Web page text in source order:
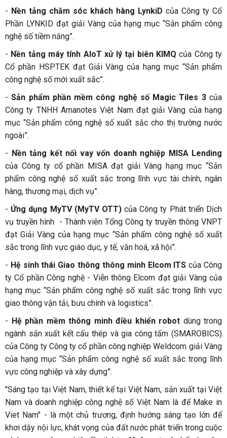
- Nền tảng chăm sóc khách hàng LynkiD của Công ty Cổ
Phần LYNKID đạt giải Vàng của hạng mục “Sản phẩm công
nghệ số tiềm năng”.
- Nền tảng máy tính AIoT xử lý tại biên KIMQ của Công ty
Cổ phần HSPTEK đạt Giải Vàng của hạng mục “Sản phẩm
công nghệ số mới xuất sắc”.
-Sản phẩm phần mềm công nghệ số Magic Tiles 3của
Công ty TNHH Amanotes Việt Nam đạt giải Vàng của hạng
mục “Sản phẩm công nghệ số xuất sắc cho thị trường nước
ngoài”.
- Nền tảng kết nối vay vốn doanh nghiệp MISA Lending
của Công ty cổ phần MISA đạt giải Vàng hạng mục “Sản
phẩm công nghệ số xuất sắc trong lĩnh vực tài chính, ngân
hàng, thương mại, dịch vụ”.
- Ứng dụng MyTV (MyTV OTT)của Công ty Phát triển Dịch
vụ truyền hình - Thành viên Tổng Công ty truyền thông VNPT
đạt Giải Vàng của hạng mục “Sản phẩm công nghệ số xuất
sắc trong lĩnh vực giáo dục, y tế, văn hoá, xã hội”.
- Hệ sinh thái Giao thông thông minh Elcom ITS của Công
ty Cổ phần Công nghệ - Viễn thông Elcom đạt giải Vàng của
hạng mục “Sản phẩm công nghệ số xuất sắc trong lĩnh vực
giao thông vận tải, bưu chính và logistics”.
- Hệ phần mềm thông minh điều khiển robot dùng trong
ngành sản xuất kết cấu thép và gia công tấm (SMAROBICS)
của Công ty Công ty cổ phần công nghiệp Weldcom giải Vàng
của hạng mục “Sản phẩm công nghệ số xuất sắc trong lĩnh
vực công nghiệp và xây dựng”.
"Sáng tạo tại Việt Nam, thiết kế tại Việt Nam, sản xuất tại Việt
Nam và doanh nghiệp công nghệ số Việt Nam là để Make in
Viet Nam" - là một chủ trương, định hướng sáng tạo lớn để
khơi dậy nội lực, khát vọng của đất nước phát triển trong cuộc